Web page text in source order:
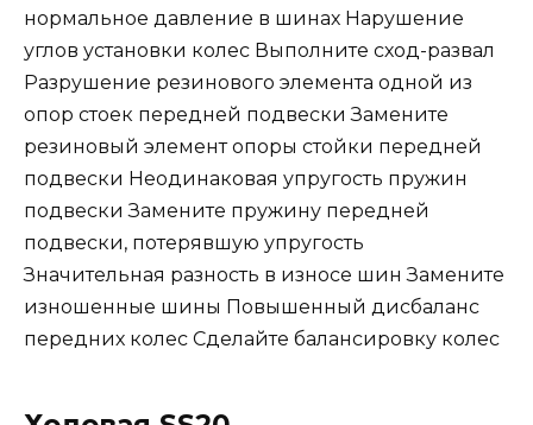
нормальное давление в шинах Нарушение
углов установки колес Выполните сход-развал
Разрушение резинового элемента одной из
опор стоек передней подвески Замените
резиновый элемент опоры стойки передней
подвески Неодинаковая упругость пружин
подвески Замените пружину передней
подвески, потерявшую упругость
Значительная разность в износе шин Замените
изношенные шины Повышенный дисбаланс
передних колес Сделайте балансировку колес